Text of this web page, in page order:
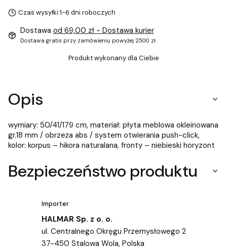
Czas wysyłki:1-6 dni roboczych
Dostawa od 69,00 zł - Dostawa kurier
Dostawa gratis przy zamówieniu powyżej 2500 zł
Produkt wykonany dla Ciebie
Opis
wymiary: 50/41/179 cm, materiał: płyta meblowa okleinowana
gr.18 mm / obrzeża abs / system otwierania push-click,
kolor: korpus – hikora naturalana, fronty – niebieski horyzont
Bezpieczeństwo produktu
Importer
HALMAR Sp. z o. o.
ul. Centralnego Okręgu Przemysłowego 2
37-450 Stalowa Wola, Polska